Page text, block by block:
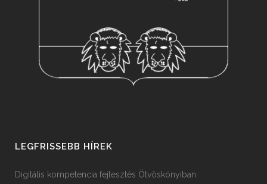
LEGFRISSEBB HÍREK
Digitális kompetencia fejlesztés Ötvöskónyiban